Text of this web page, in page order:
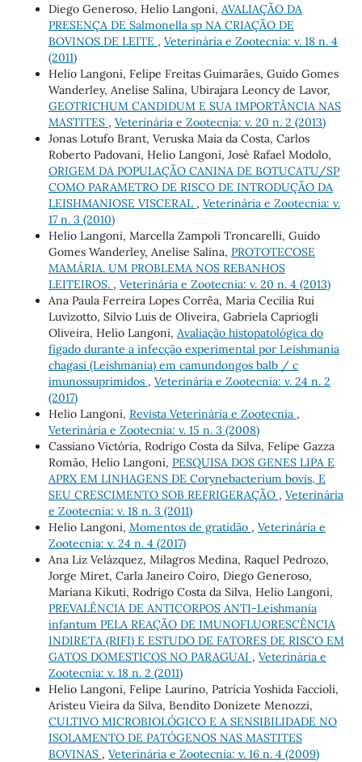
Diego Generoso, Helio Langoni, AVALIAÇÃO DA
PRESENÇA DE Salmonella sp NA CRIAÇÃO DE
BOVINOS DE LEITE , Veterinária e Zootecnia: v. 18 n. 4
(2011)
Helio Langoni, Felipe Freitas Guimarães, Guido Gomes
Wanderley, Anelise Salina, Ubirajara Leoncy de Lavor,
GEOTRICHUM CANDIDUM E SUA IMPORTÂNCIA NAS
MASTITES , Veterinária e Zootecnia: v. 20 n. 2 (2013)
Jonas Lotufo Brant, Veruska Maia da Costa, Carlos
Roberto Padovani, Helio Langoni, José Rafael Modolo,
ORIGEM DA POPULAÇÃO CANINA DE BOTUCATU/SP
COMO PARAMETRO DE RISCO DE INTRODUÇÃO DA
LEISHMANIOSE VISCERAL , Veterinária e Zootecnia: v.
17 n. 3 (2010)
Helio Langoni, Marcella Zampoli Troncarelli, Guido
Gomes Wanderley, Anelise Salina, PROTOTECOSE
MAMÁRIA. UM PROBLEMA NOS REBANHOS
LEITEIROS. , Veterinária e Zootecnia: v. 20 n. 4 (2013)
Ana Paula Ferreira Lopes Corrêa, Maria Cecilia Rui
Luvizotto, Silvio Luis de Oliveira, Gabriela Capriogli
Oliveira, Helio Langoni, Avaliação histopatológica do
fígado durante a infecção experimental por Leishmania
chagasi (Leishmania) em camundongos balb / c
imunossuprimidos , Veterinária e Zootecnia: v. 24 n. 2
(2017)
Helio Langoni, Revista Veterinária e Zootecnia ,
Veterinária e Zootecnia: v. 15 n. 3 (2008)
Cassiano Victória, Rodrigo Costa da Silva, Felipe Gazza
Romão, Helio Langoni, PESQUISA DOS GENES LIPA E
APRX EM LINHAGENS DE Corynebacterium bovis, E
SEU CRESCIMENTO SOB REFRIGERAÇÃO , Veterinária
e Zootecnia: v. 18 n. 3 (2011)
Helio Langoni, Momentos de gratidão , Veterinária e
Zootecnia: v. 24 n. 4 (2017)
Ana Liz Velázquez, Milagros Medina, Raquel Pedrozo,
Jorge Miret, Carla Janeiro Coiro, Diego Generoso,
Mariana Kikuti, Rodrigo Costa da Silva, Helio Langoni,
PREVALÊNCIA DE ANTICORPOS ANTI-Leishmania
infantum PELA REAÇÃO DE IMUNOFLUORESCÊNCIA
INDIRETA (RIFI) E ESTUDO DE FATORES DE RISCO EM
GATOS DOMESTICOS NO PARAGUAI , Veterinária e
Zootecnia: v. 18 n. 2 (2011)
Helio Langoni, Felipe Laurino, Patrícia Yoshida Faccioli,
Aristeu Vieira da Silva, Bendito Donizete Menozzi,
CULTIVO MICROBIOLÓGICO E A SENSIBILIDADE NO
ISOLAMENTO DE PATÓGENOS NAS MASTITES
BOVINAS , Veterinária e Zootecnia: v. 16 n. 4 (2009)